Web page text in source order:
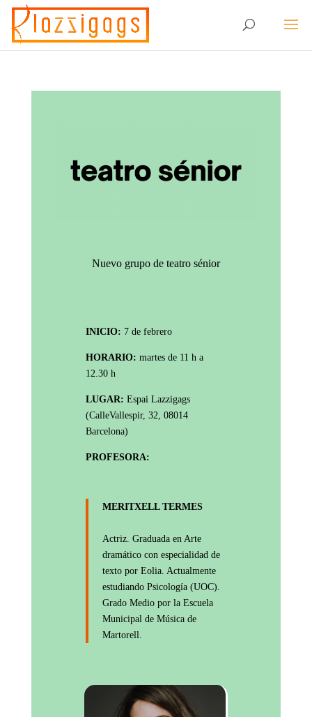
Nuevo grupo de teatro sénior
INICIO: 7 de febrero
HORARIO: martes de 11 h a
12.30 h
LUGAR: Espai Lazzigags
(CalleVallespir, 32, 08014
Barcelona)
PROFESORA:
MERITXELL TERMES
Actriz. Graduada en Arte
dramático con especialidad de
texto por Eolia. Actualmente
estudiando Psicología (UOC).
Grado Medio por la Escuela
Municipal de Música de
Martorell.